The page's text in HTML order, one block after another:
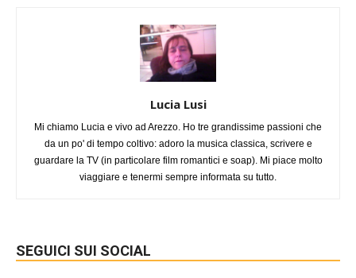
Lucia Lusi
Mi chiamo Lucia e vivo ad Arezzo. Ho tre grandissime passioni che
da un po' di tempo coltivo: adoro la musica classica, scrivere e
guardare la TV (in particolare film romantici e soap). Mi piace molto
viaggiare e tenermi sempre informata su tutto.
SEGUICI SUI SOCIAL